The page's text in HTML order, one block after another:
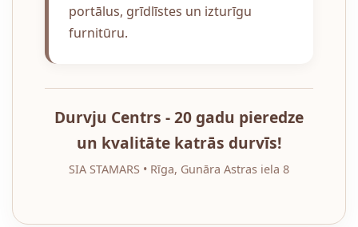
portālus, grīdlīstes un izturīgu
furnitūru.
Durvju Centrs - 20 gadu pieredze
un kvalitāte katrās durvīs!
SIA STAMARS • Rīga, Gunāra Astras iela 8